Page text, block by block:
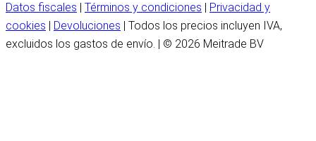
Datos fiscales Términos y condiciones
Privacidad y
cookies
Devoluciones | Todos los precios incluyen IVA,
excluidos los gastos de envío. | © 2026 Meitrade BV